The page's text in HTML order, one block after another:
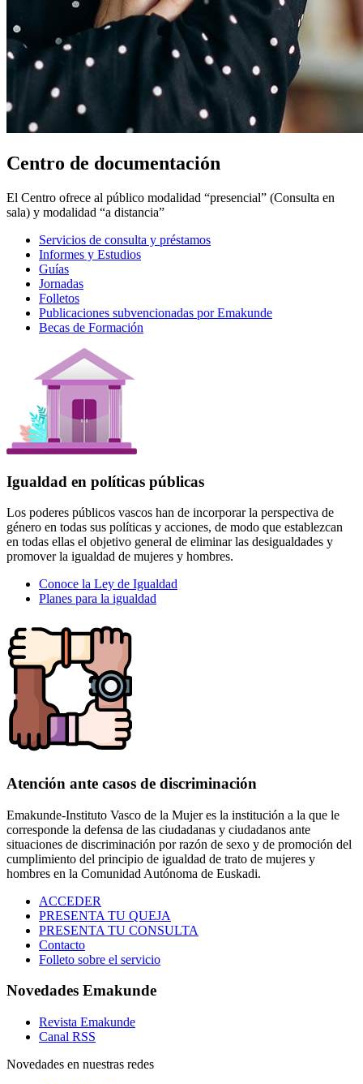
Centro de documentación
El Centro ofrece al público modalidad “presencial” (Consulta en
sala) y modalidad “a distancia”
Servicios de consulta y préstamos
Informes y Estudios
Guías
Jornadas
Folletos
Publicaciones subvencionadas por Emakunde
Becas de Formación
Igualdad en políticas públicas
Los poderes públicos vascos han de incorporar la perspectiva de
género en todas sus políticas y acciones, de modo que establezcan
en todas ellas el objetivo general de eliminar las desigualdades y
promover la igualdad de mujeres y hombres.
Conoce la Ley de Igualdad
Planes para la igualdad
Atención ante casos de discriminación
Emakunde-Instituto Vasco de la Mujer es la institución a la que le
corresponde la defensa de las ciudadanas y ciudadanos ante
situaciones de discriminación por razón de sexo y de promoción del
cumplimiento del principio de igualdad de trato de mujeres y
hombres en la Comunidad Autónoma de Euskadi.
ACCEDER
PRESENTA TU QUEJA
PRESENTA TU CONSULTA
Contacto
Folleto sobre el servicio
Novedades Emakunde
Revista Emakunde
Canal RSS
Novedades en nuestras redes